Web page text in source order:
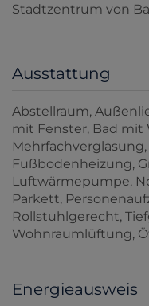
Stadtzentrum von
Ausstattung
Abstellraum
mit Fenster Bad mit
Mehrfachverglasung
Fußbodenheizung
Luftwärmepumpe
Parkett
Rollstuhlgerecht
Wohnraumlüftung
Energieausweis